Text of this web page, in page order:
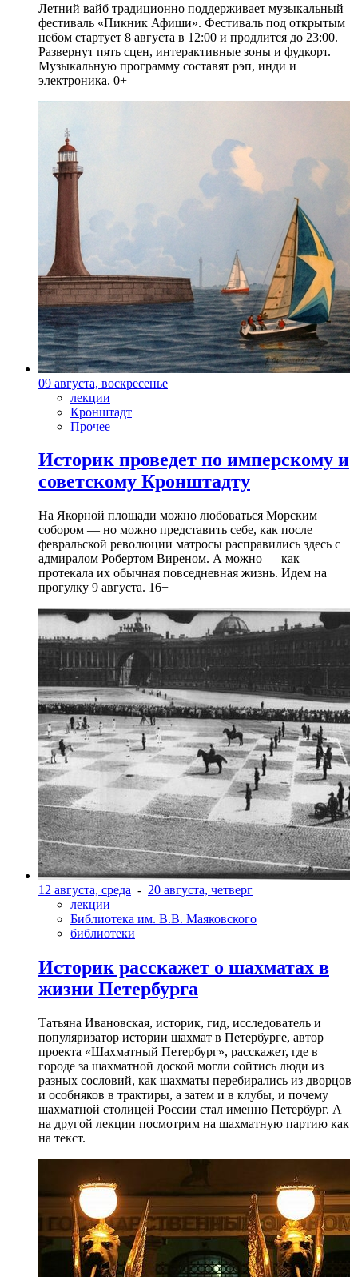
Летний вайб традиционно поддерживает музыкальный
фестиваль «Пикник Афиши». Фестиваль под открытым
небом стартует 8 августа в 12:00 и продлится до 23:00.
Развернут пять сцен, интерактивные зоны и фудкорт.
Музыкальную программу составят рэп, инди и
электроника. 0+
09 августа, воскресенье
лекции
Кронштадт
Прочее
Историк проведет по имперскому и
советскому Кронштадту
На Якорной площади можно любоваться Морским
собором — но можно представить себе, как после
февральской революции матросы расправились здесь с
адмиралом Робертом Виреном. А можно — как
протекала их обычная повседневная жизнь. Идем на
прогулку 9 августа. 16+
12 августа, среда - 20 августа, четверг
лекции
Библиотека им. В.В. Маяковского
библиотеки
Историк расскажет о шахматах в
жизни Петербурга
Татьяна Ивановская, историк, гид, исследователь и
популяризатор истории шахмат в Петербурге, автор
проекта «Шахматный Петербург», расскажет, где в
городе за шахматной доской могли сойтись люди из
разных сословий, как шахматы перебирались из дворцов
и особняков в трактиры, а затем и в клубы, и почему
шахматной столицей России стал именно Петербург. А
на другой лекции посмотрим на шахматную партию как
на текст.